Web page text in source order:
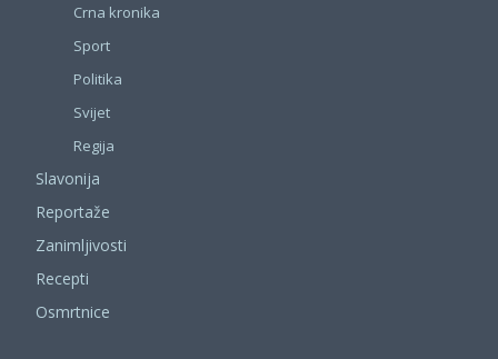
Crna kronika
Sport
Politika
Svijet
Regija
Slavonija
Reportaže
Zanimljivosti
Recepti
Osmrtnice